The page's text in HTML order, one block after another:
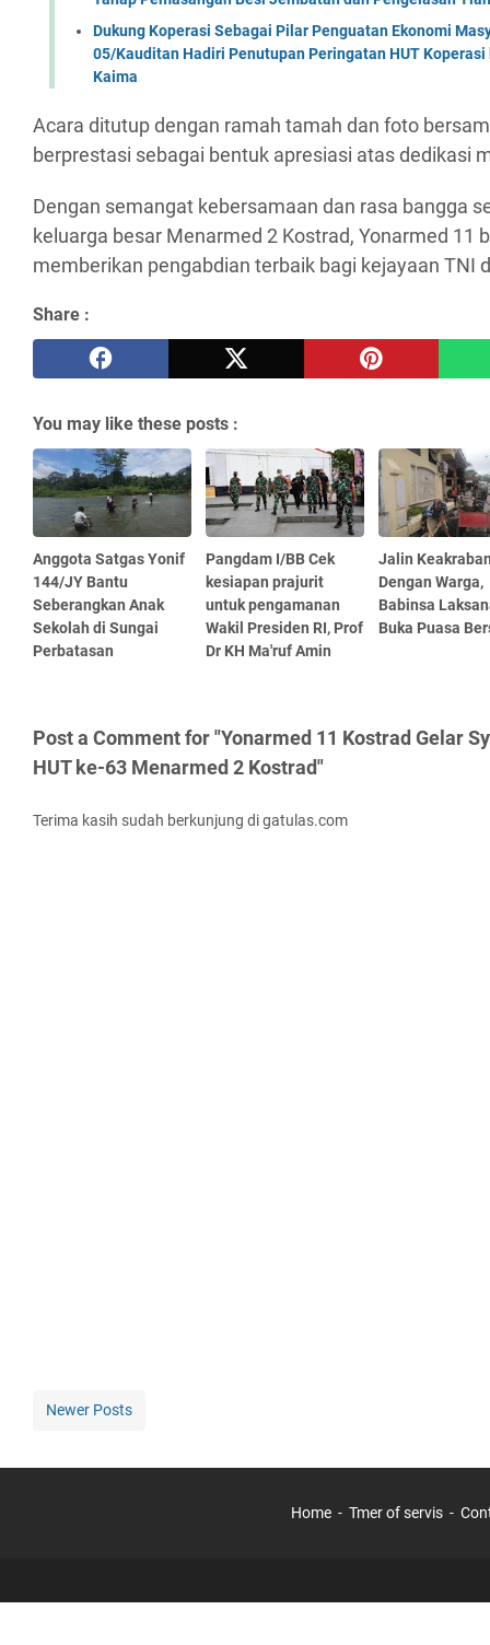
Dukung Koperasi Sebagai Pilar Penguatan Ekonomi
05/Kauditan Hadiri Penutupan Peringatan HUT Koperasi
Kaima
Acara ditutup dengan ramah tamah dan foto
berprestasi sebagai bentuk apresiasi atas dedikasi
Dengan semangat kebersamaan dan rasa bangga
keluarga besar Menarmed 2 Kostrad, Yonarmed 11
memberikan pengabdian terbaik bagi kejayaan TNI
Share :
You may like these posts :
Anggota Satgas Yonif
144/JY Bantu
Seberangkan Anak
Sekolah di Sungai
Perbatasan
Pangdam I/BB Cek
kesiapan prajurit
untuk pengamanan
Wakil Presiden RI, Prof
Dr KH Ma'ruf Amin
Jalin
Dengan Warga,
Babinsa
Buka Puasa
Post a Comment for "Yonarmed 11 Kostrad Gelar
HUT ke-63 Menarmed 2 Kostrad"
Terima kasih sudah berkunjung di gatulas.com
Newer Posts
Home Tmer of servis